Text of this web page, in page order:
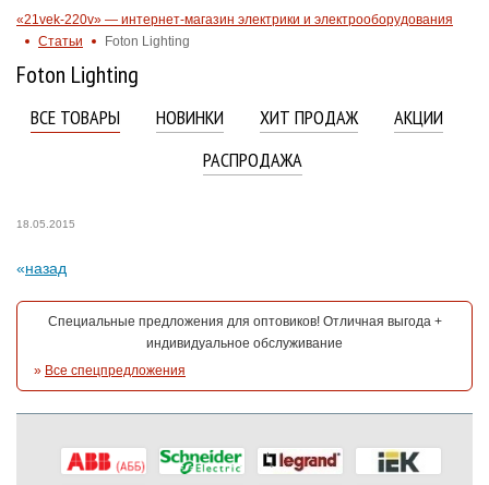
«21vek-220v» — интернет-магазин электрики и электрооборудования
Статьи
Foton Lighting
Foton Lighting
ВСЕ ТОВАРЫ НОВИНКИ ХИТ ПРОДАЖ
АКЦИИ
РАСПРОДАЖА
18.05.2015
назад
Специальные предложения для оптовиков! Отличная выгода +
индивидуальное обслуживание
» Все спецпредложения